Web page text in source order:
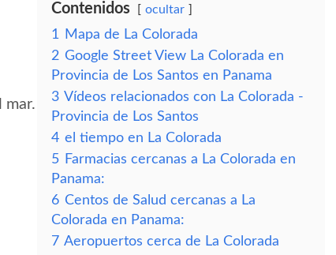
mar.
Contenidos ocultar
1
Mapa de La Colorada
2 Google Street View La Colorada en
Provincia de Los Santos en Panama
3 Vídeos relacionados con La Colorada -
Provincia de Los Santos
4 el tiempo en La Colorada
5 Farmacias cercanas a La Colorada en
Panama:
6 Centos de Salud cercanas a La
Colorada en Panama:
7 Aeropuertos cerca de La Colorada